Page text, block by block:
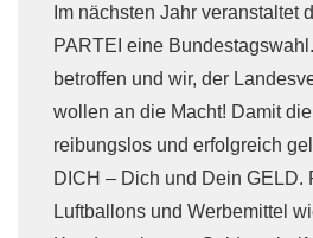
Im nächsten Jahr veranstaltet
PARTEI eine
betroffen und wir, der
wollen an die Macht! Damit
reibungslos und erfolgreich
DICH – Dich und Dein GELD.
Luftballons und Werbemittel